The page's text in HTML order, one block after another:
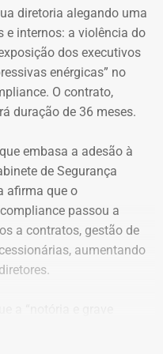
diretoria alegando uma
e internos: a violência do
dos executivos
enérgicas” no
O contrato,
duração de 36 meses.
embasa a adesão à
de Segurança
afirma que o
passou a
a contratos, gestão de
aumentando
no
Baixada Fluminense,